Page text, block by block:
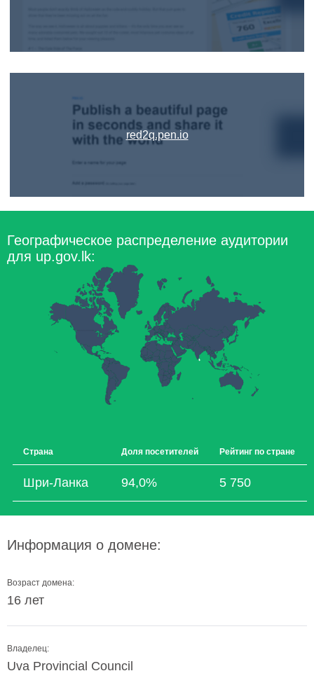
red2q.pen.io
Географическое распределение аудитории
для up.gov.lk:
Страна Доля посетителей Рейтинг по стране
Шри-Ланка 94,0% 5 750
Информация о домене:
Возраст домена:
16 лет
Владелец:
Uva Provincial Council